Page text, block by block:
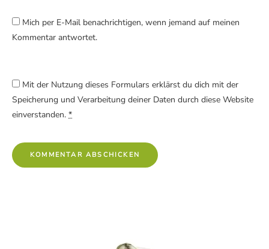
Mich per E-Mail benachrichtigen, wenn jemand auf meinen
Kommentar antwortet.
Mit der Nutzung dieses Formulars erklärst du dich mit der
Speicherung und Verarbeitung deiner Daten durch diese Website
einverstanden. *